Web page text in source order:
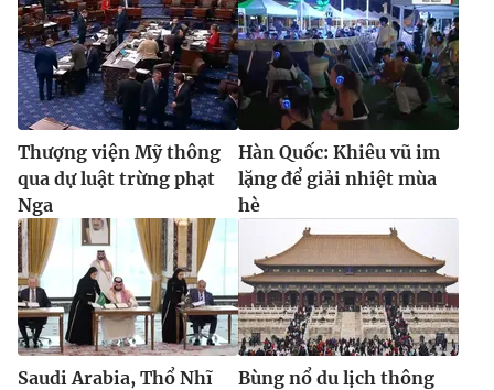
Thượng viện Mỹ thông
qua dự luật trừng phạt
Nga
Hàn Quốc: Khiêu vũ im
lặng để giải nhiệt mùa
hè
Saudi Arabia, Thổ Nhĩ
Bùng nổ du lịch thông